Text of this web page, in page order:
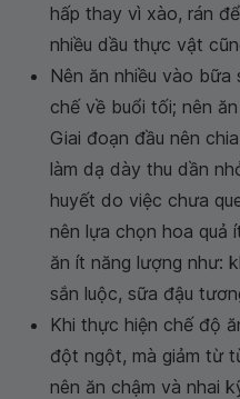
hấp thay vì xào, rán
nhiều dầu thực vật
Nên ăn nhiều vào bữa
chế về buổi tối; nên
Giai đoạn đầu nên
làm dạ dày thu dần
huyết do việc chưa
nên lựa chọn hoa quả
ăn ít năng lượng như:
sắn luộc, sữa đậu
Khi thực hiện chế độ
đột ngột, mà giảm từ
nên ăn chậm và nhai